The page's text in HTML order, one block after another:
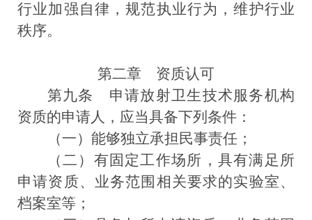
行业加强自律，规范执业行为，维护行业
秩序。
第二章 资质认可
第九条
申请放射卫生技术服务机构
资质的申请人，应当具备下列条件：
（一）能够独立承担民事责任；
（二）有固定工作场所，具有满足所
申请资质、业务范围相关要求的实验室、
档案室等；